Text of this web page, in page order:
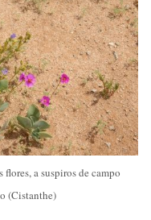
a suspiros de campo
(Cistanthe)